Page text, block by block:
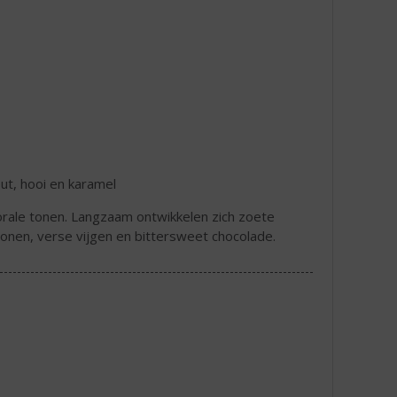
hooi en karamel
tonen. Langzaam ontwikkelen zich zoete
verse vijgen en bittersweet chocolade.